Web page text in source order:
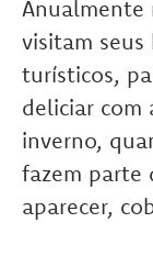
Anualmente
visitam
turísticos,
deliciar com
inverno,
fazem parte
aparecer,